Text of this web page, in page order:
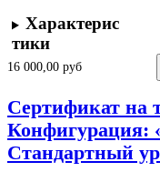
Характерис
тики
16 000,00 руб
Сертификат на
Конфигурация:
Стандартный